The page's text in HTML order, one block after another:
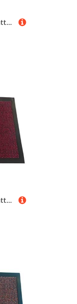
Magic Mats Schmutzfangmatte Türmatte Bern Farbe Rot ca. 40 x 60 cm
Magic Mats Schmutzfangmatte Türmatte Bern Farbe Rot ca. 90 x 150 cm